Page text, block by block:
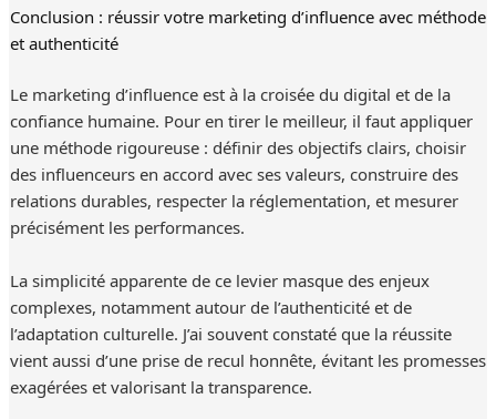
Conclusion : réussir votre marketing d’influence avec méthode
et authenticité
Le marketing d’influence est à la croisée du digital et de la
confiance humaine. Pour en tirer le meilleur, il faut appliquer
une méthode rigoureuse : définir des objectifs clairs, choisir
des influenceurs en accord avec ses valeurs, construire des
relations durables, respecter la réglementation, et mesurer
précisément les performances.
La simplicité apparente de ce levier masque des enjeux
complexes, notamment autour de l’authenticité et de
l’adaptation culturelle. J’ai souvent constaté que la réussite
vient aussi d’une prise de recul honnête, évitant les promesses
exagérées et valorisant la transparence.